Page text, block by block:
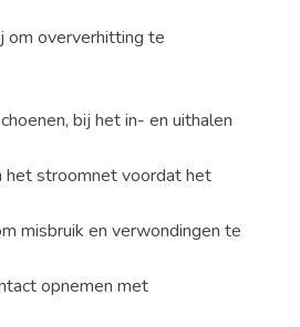
om oververhitting te
bij het in- en uithalen
het stroomnet voordat het
misbruik en verwondingen te
opnemen met